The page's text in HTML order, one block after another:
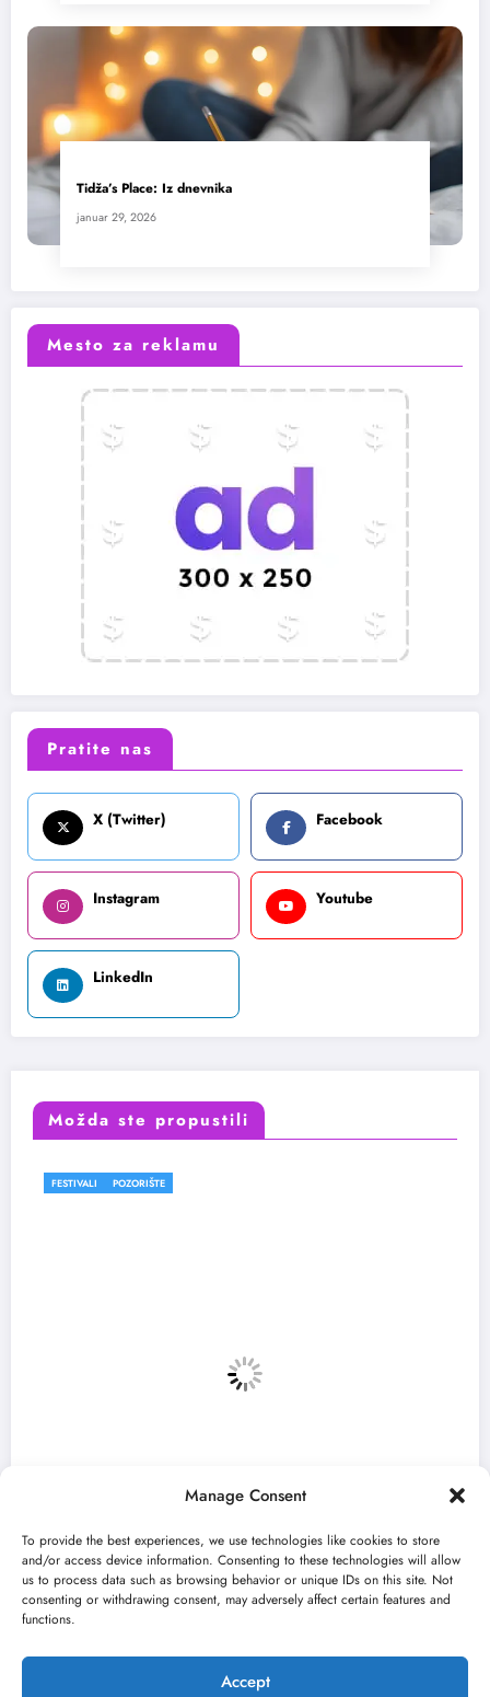
Manage Consent
To provide the best experiences, we use technologies like cookies to store
and/or access device information. Consenting to these technologies will allow
us to process data such as browsing behavior or unique IDs on this site. Not
consenting or withdrawing consent, may adversely affect certain features and
functions.
Accept
Tidža’s Place: Iz dnevnika
januar 29, 2026
Mesto za reklamu
Pratite nas
X (Twitter) Facebook
Instagram Youtube
LinkedIn
Možda ste propustili
FESTIVALI
„Najveći mali festival u Vojvodini“ i
Kulturni kišobran